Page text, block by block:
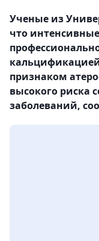
Ученые из
что
признаком
высокого риска
заболеваний,